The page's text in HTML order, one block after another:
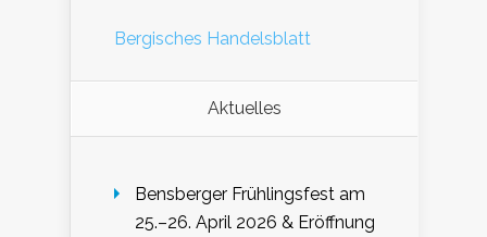
Bergisches Handelsblatt
Aktuelles
Bensberger Frühlingsfest am
25.–26. April 2026 & Eröffnung